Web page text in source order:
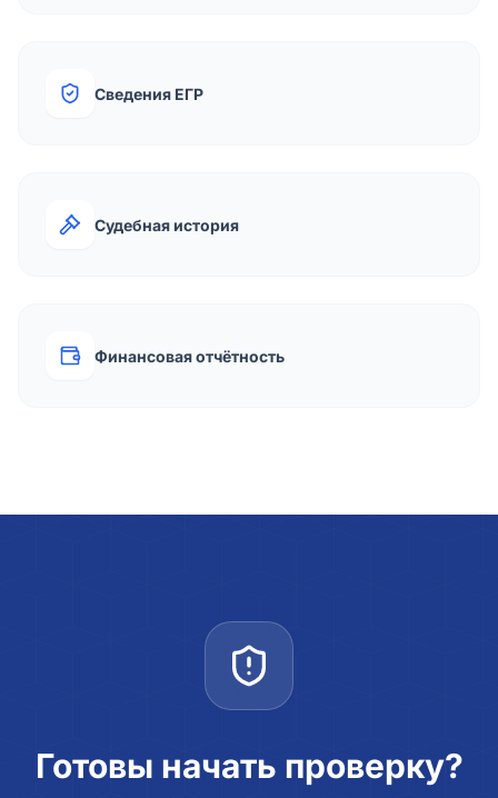
Сведения ЕГР
Судебная история
Финансовая отчётность
Готовы начать проверку?